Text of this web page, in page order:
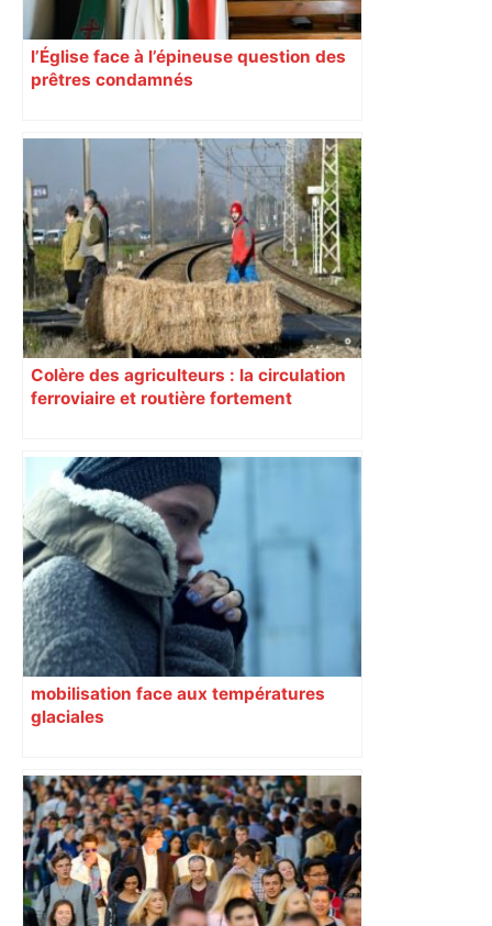
l’Église face à l’épineuse question des
prêtres condamnés
Colère des agriculteurs : la circulation
ferroviaire et routière fortement
mobilisation face aux températures
glaciales